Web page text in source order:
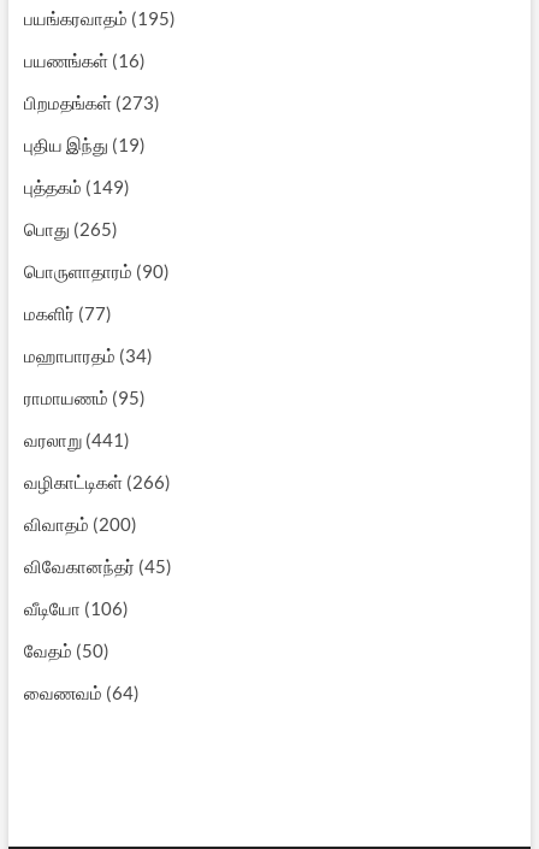
பயங்கரவாதம் (195)
பயணங்கள்(16)
பிறமதங்கள்(273)
புதிய இந்து (19)
புத்தகம் (149)
பொது (265)
பொருளாதாரம் (90)
மகளிர் (77)
மஹாபாரதம் (34)
ராமாயணம் (95)
வரலாறு(441)
வழிகாட்டிகள்(266)
விவாதம் (200)
விவேகானந்தர் (45)
வீடியோ (106)
வேதம் (50)
வைணவம் (64)